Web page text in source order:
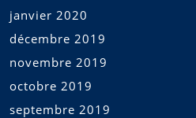
janvier 2020
décembre 2019
novembre 2019
octobre 2019
septembre 2019